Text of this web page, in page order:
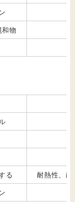
物
る
耐熱性、